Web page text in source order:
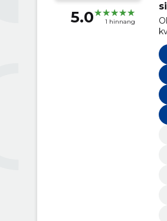
5.0 1 hinnang